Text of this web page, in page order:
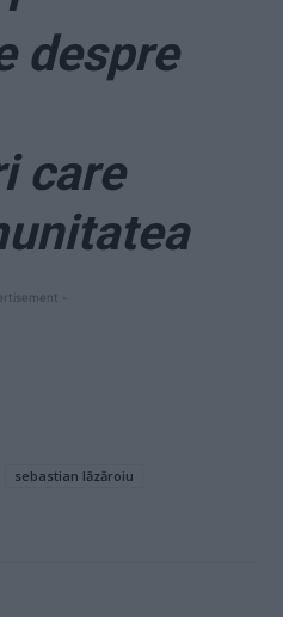
despre
care
-
sebastian lăzăroiu